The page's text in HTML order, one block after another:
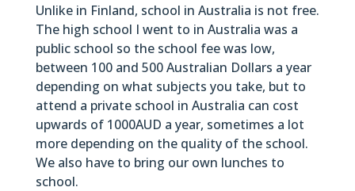
Unlike in Finland, school in Australia is not free.
The high school I went to in Australia was a
public school so the school fee was low,
between 100 and 500 Australian Dollars a year
depending on what subjects you take, but to
attend a private school in Australia can cost
upwards of 1000AUD a year, sometimes a lot
more depending on the quality of the school.
We also have to bring our own lunches to
school.